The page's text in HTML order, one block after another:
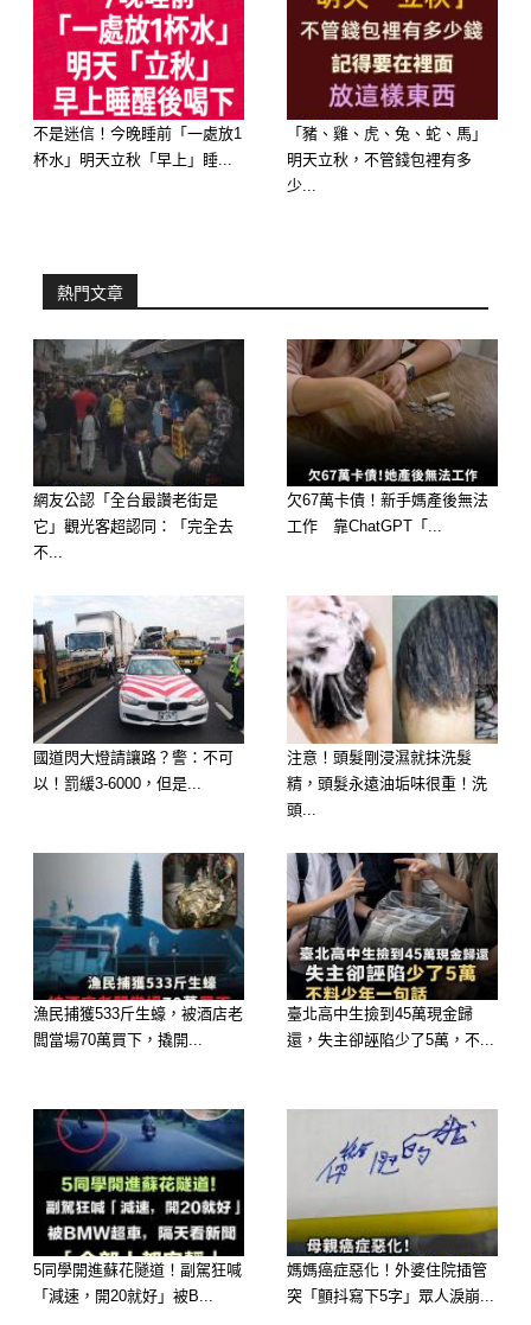
原PO寫下：「這畫面真的心酸到不
行。」
她說，外婆因心肌梗塞住進加護病房，
正在全力搶救；而她的媽媽乳癌轉移到
某天原PO去 ICU 探望外婆時，看見外
婆雖然插著管子、說不了話，但意識很
清楚，她努力向護理師比手勢要紙跟
筆，顫抖著寫下——
「我的肝給你。」
原PO看到當下眼淚直接崩潰：「外婆
那時候全身插滿管子，還惦記著女兒的
命，想到要把自己的肝捐給媽媽……我
站在旁邊都哭到不行。」
不是迷信！今晚睡前「一處放1
杯水」明天立秋「早上」睡...
「豬、雞、虎、兔、蛇、馬」
明天立秋，不管錢包裡有多
少...
熱門文章
網友公認「全台最讚老街是
它」觀光客超認同：「完全去
不...
欠67萬卡債！新手媽產後無法
工作 靠ChatGPT「...
國道閃大燈請讓路？警：不可
以！罰緩3-6000，但是...
注意！頭髮剛浸濕就抹洗髮
精，頭髮永遠油垢味很重！洗
頭...
漁民捕獲533斤生蠔，被酒店老
闆當場70萬買下，撬開...
臺北高中生撿到45萬現金歸
還，失主卻誣陷少了5萬，不...
5同學開進蘇花隧道！副駕狂喊
「減速，開20就好」被B...
媽媽癌症惡化！外婆住院插管
突「顫抖寫下5字」眾人淚崩...